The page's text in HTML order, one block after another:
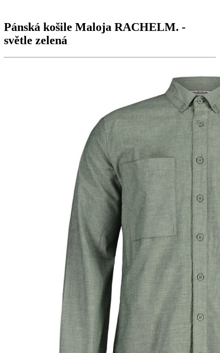
Pánská košile Maloja RACHELM. -
světle zelená